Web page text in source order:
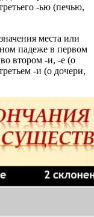
-ью (печью,
места или
падеже в первом
втором -и, -е (о
-и (о дочери,